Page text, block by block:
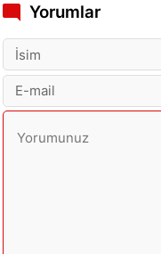
Yorumlar